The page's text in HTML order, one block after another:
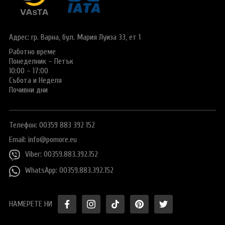
Е-ВИЗА ЗА РУСИЯ
ВИЗА за САУДИТСКА АРАБИЯ
Виза за Тайланд
Заявление за издаване на електронно разрешение за
пътуване до UK
ПОДАРЪЧЕН ВАУЧЕР ЗА ПЪТУВАНЕ
ОЩЕ
Общи условия
Политика за
поверителност
+359 883 392 152
Адрес: гр. Варна, бул. Мария Луиза 33, ет 1
Работно време
Понеделник – Петък
10:00 – 17:00
Събота и Неделя
Почивни дни
Телефон: 00359 883 392 152
Email: info@pomore.eu
Viber: 00359.883.392.152
WhatsApp: 00359.883.392.152
НАМЕРЕТЕ НИ